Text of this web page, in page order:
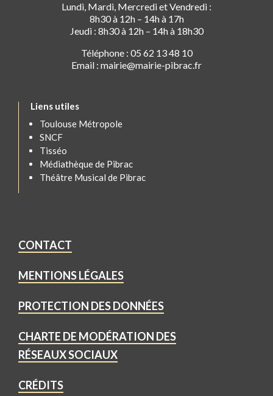
Lundi, Mardi, Mercredi et Vendredi :
8h30 à 12h – 14h à 17h
Jeudi : 8h30 à 12h – 14h à 18h30
Téléphone : 05 62 13 48 10
Email : mairie@mairie-pibrac.fr
Liens utiles
Toulouse Métropole
SNCF
Tisséo
Médiathèque de Pibrac
Théâtre Musical de Pibrac
CONTACT
MENTIONS LÉGALES
PROTECTION DES DONNÉES
CHARTE DE MODÉRATION DES
RÉSEAUX SOCIAUX
CRÉDITS